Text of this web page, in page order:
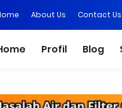
About Us Contact Us
Profil Blog